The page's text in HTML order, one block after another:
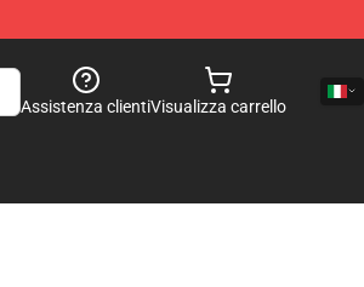
Assistenza clientiVisualizza carrello